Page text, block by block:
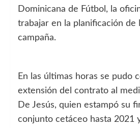
Dominicana de Fútbol, la
trabajar en la planificación de
campaña.
En las últimas horas se pudo
extensión del contrato al
De Jesús, quien estampó su
conjunto cetáceo hasta 2021